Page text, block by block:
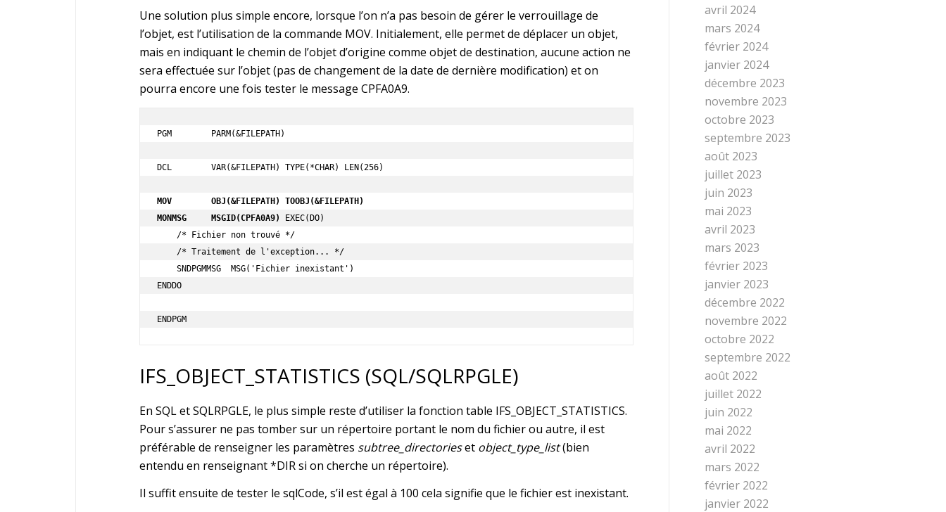
Une solution plus simple encore, lorsque l’on n’a pas besoin de gérer le verrouillage de
l’objet, est l’utilisation de la commande MOV. Initialement, elle permet de déplacer un objet,
mais en indiquant le chemin de l’objet d’origine comme objet de destination, aucune action ne
sera effectuée sur l’objet (pas de changement de la date de dernière modification) et on
pourra encore une fois tester le message CPFA0A9.
PGM        PARM(&FILEPATH)
DCL        VAR(&FILEPATH) TYPE(*CHAR) LEN(256)
MOV        OBJ(&FILEPATH) TOOBJ(&FILEPATH)
MONMSG     MSGID(CPFA0A9)
EXEC(DO)
ENDDO
ENDPGM
IFS_OBJECT_STATISTICS (SQL/SQLRPGLE)
En SQL et SQLRPGLE, le plus simple reste d’utiliser la fonction table IFS_OBJECT_STATISTICS.
Pour s’assurer ne pas tomber sur un répertoire portant le nom du fichier ou autre, il est
préférable de renseigner les paramètres subtree_directorieset object_type_list(bien
entendu en renseignant *DIR si on cherche un répertoire).
Il suffit ensuite de tester le sqlCode, s’il est égal à 100 cela signifie que le fichier est inexistant.
avril 2024
mars 2024
février 2024
janvier 2024
décembre 2023
novembre 2023
octobre 2023
septembre 2023
août 2023
juillet 2023
juin 2023
mai 2023
avril 2023
mars 2023
février 2023
janvier 2023
décembre 2022
novembre 2022
octobre 2022
septembre 2022
août 2022
juillet 2022
juin 2022
mai 2022
avril 2022
mars 2022
février 2022
janvier 2022